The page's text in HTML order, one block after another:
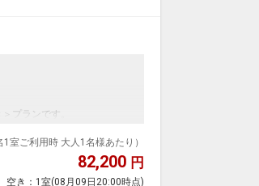
プランです。
1室ご利用時 大人1名様あたり）
82,200 円
空き： 1室(08月09日20:00時点)